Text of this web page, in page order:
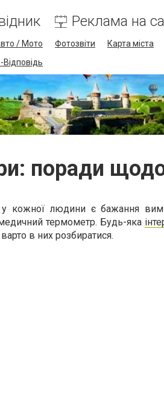
Реклама на
/ Мото Фотозвіти Карта міста
поради
кожної людини є бажання
термометр. Будь-яка
в них розбиратися.